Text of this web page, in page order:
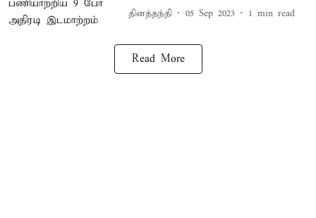
தினத்தந்தி 05 Sep 2023 1 min read
Read More